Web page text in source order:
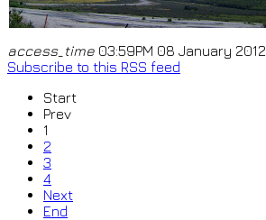
access_time 03:59PM 08 January 2012
Subscribe to this RSS feed
Start
Prev
1
2
3
4
Next
End